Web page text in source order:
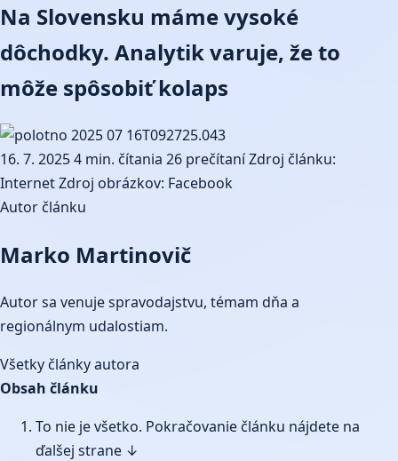
Na Slovensku máme vysoké
dôchodky. Analytik varuje, že to
môže spôsobiť kolaps
16. 7. 20254 min. čítania 26 prečítaníZdroj článku:
InternetZdroj obrázkov: Facebook
Autor článku
Marko Martinovič
Autor sa venuje spravodajstvu, témam dňa a
regionálnym udalostiam.
Všetky články autora
Obsah článku
To nie je všetko. Pokračovanie článku nájdete na
ďalšej strane ↓